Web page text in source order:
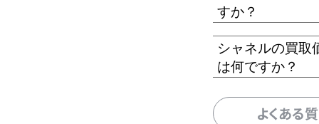
すか？
シャネルの買取
は何ですか？
よくある